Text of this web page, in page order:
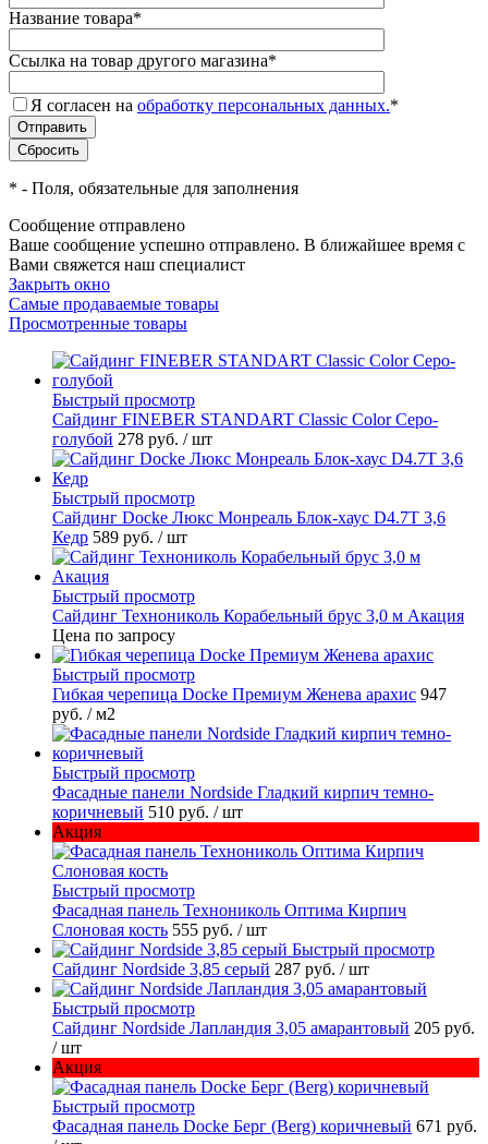
Название товара*
Ссылка на товар другого магазина*
Я согласен на обработку персональных данных.*
* - Поля, обязательные для заполнения
Сообщение отправлено
Ваше сообщение успешно отправлено. В ближайшее время с
Вами свяжется наш специалист
Закрыть окно
Самые продаваемые товары
Просмотренные товары
Быстрый просмотр
Cайдинг FINEBER STANDART Classic Color Серо-
голубой 278 руб. / шт
Быстрый просмотр
Сайдинг Docke Люкс Монреаль Блок-хаус D4.7T 3,6
Кедр 589 руб. / шт
Быстрый просмотр
Сайдинг Технониколь Корабельный брус 3,0 м Акация
Цена по запросу
Быстрый просмотр
Гибкая черепица Docke Премиум Женева арахис 947
руб. / м2
Быстрый просмотр
Фасадные панели Nordside Гладкий кирпич темно-
коричневый 510 руб. / шт
Акция
Быстрый просмотр
Фасадная панель Технониколь Оптима Кирпич
Слоновая кость 555 руб. / шт
Быстрый просмотр
Сайдинг Nordside 3,85 серый 287 руб. / шт
Быстрый просмотр
Сайдинг Nordside Лапландия 3,05 амарантовый 205 руб.
/ шт
Акция
Быстрый просмотр
Фасадная панель Docke Берг (Berg) коричневый 671 руб.